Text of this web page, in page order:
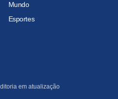
Mundo
Esportes
em atualização